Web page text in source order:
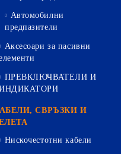
Автомобилни
предпазители
Аксесоари за пасивни
ПРЕВКЛЮЧВАТЕЛИ И
СВРЪЗКИ И
Нискочестотни кабели